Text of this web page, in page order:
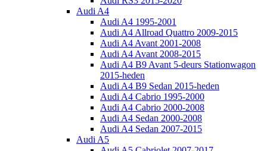
Audi A4
Audi A4 1995-2001
Audi A4 Allroad Quattro 2009-2015
Audi A4 Avant 2001-2008
Audi A4 Avant 2008-2015
Audi A4 B9 Avant 5-deurs Stationwagon
2015-heden
Audi A4 B9 Sedan 2015-heden
Audi A4 Cabrio 1995-2000
Audi A4 Cabrio 2000-2008
Audi A4 Sedan 2000-2008
Audi A4 Sedan 2007-2015
Audi A5